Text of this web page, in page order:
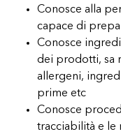
Conosce alla
capace di
Conosce
dei prodotti, sa
allergeni,
prime etc
Conosce
tracciabilità e le